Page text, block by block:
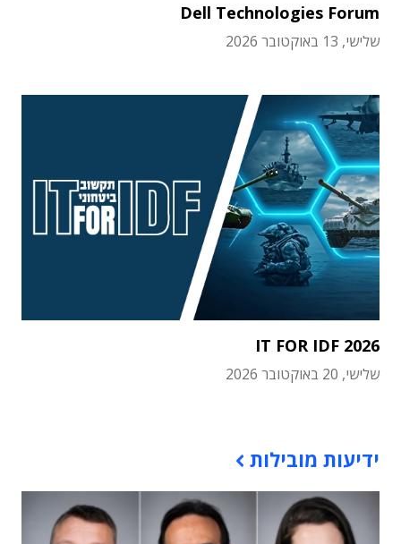
Dell Technologies Forum
שלישי, 13 באוקטובר 2026
IT FOR IDF 2026
שלישי, 20 באוקטובר 2026
ידיעות מובילות